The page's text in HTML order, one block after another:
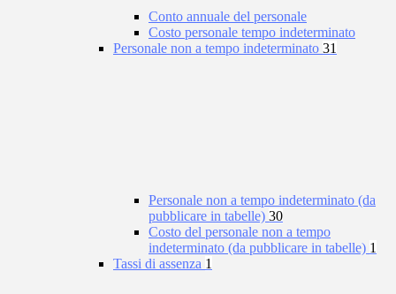
Conto annuale del personale
Costo personale tempo indeterminato
Personale non a tempo indeterminato 31
Personale non a tempo indeterminato (da
pubblicare in tabelle) 30
Costo del personale non a tempo
indeterminato (da pubblicare in tabelle) 1
Tassi di assenza 1